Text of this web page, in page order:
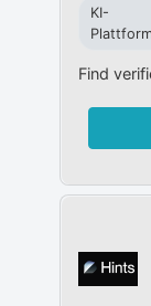
KI-
Find